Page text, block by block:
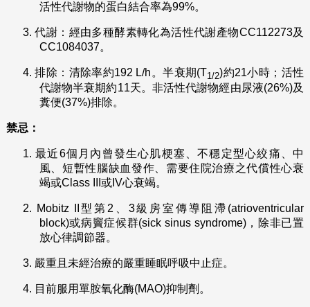
活性代謝物的蛋白結合率為99%。
3.代謝：經由多種酵素轉化為活性代謝產物CC112273及
CC1084037。
4.排除：清除率約192 L/h。半衰期(T1/2)約21小時；活性
代謝物半衰期約11天。非活性代謝物經由尿液(26%)及
糞便(37%)排除。
禁忌：
1.最近6個月內曾發生心肌梗塞、不穩定型心絞痛、中
風、短暫性腦缺血發作、需要住院治療之代償性心衰
竭或Class III或IV心衰竭。
2. Mobitz II型第2、3級房室傳導阻滯(atrioventricular
block)或病竇症候群(sick sinus syndrome)，除非已置
放心律調節器。
3. 嚴重且未經治療的嚴重睡眠呼吸中止症。
4. 目前服用單胺氧化酶(MAO)抑制劑。